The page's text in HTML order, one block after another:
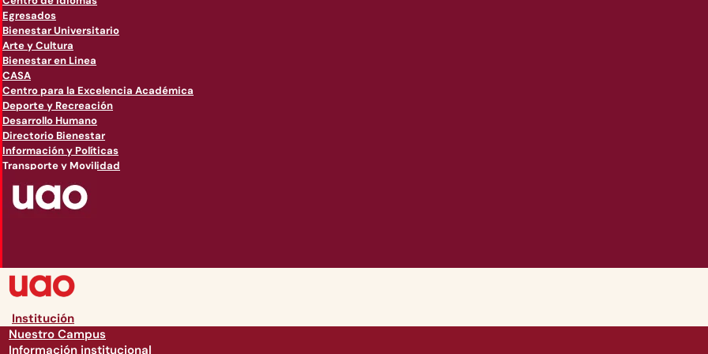
Egresados
Bienestar Universitario
Arte y Cultura
Bienestar en Linea
CASA
Centro para la Excelencia Académica
Deporte y Recreación
Desarrollo Humano
Directorio Bienestar
Información y Políticas
Transporte y Movilidad
Institución
Nuestro Campus
Información institucional